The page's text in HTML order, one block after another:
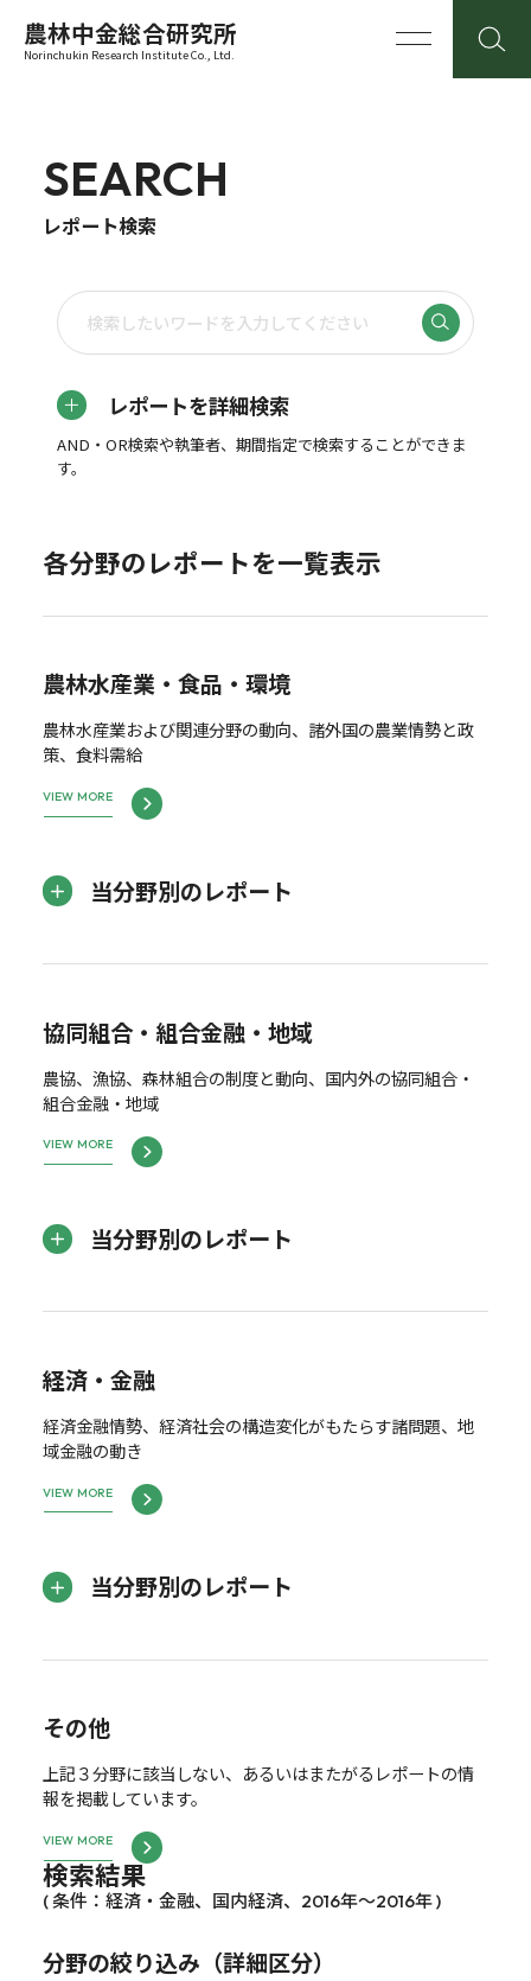
農林中金総合研究所
Norinchukin Research Institute Co., Ltd.
SEARCH
レポート検索
レポートを詳細検索
AND・OR検索や執筆者、期間指定で検索することができま
す。
各分野のレポートを一覧表示
農林水産業・食品・環境
農林水産業および関連分野の動向、諸外国の農業情勢と政
策、食料需給
VIEW MORE
当分野別のレポート
協同組合・組合金融・地域
農協、漁協、森林組合の制度と動向、国内外の協同組合・
組合金融・地域
VIEW MORE
当分野別のレポート
経済・金融
経済金融情勢、経済社会の構造変化がもたらす諸問題、地
域金融の動き
VIEW MORE
当分野別のレポート
その他
上記３分野に該当しない、あるいはまたがるレポートの情
報を掲載しています。
VIEW MORE
検索結果
( 条件：経済・金融、国内経済、2016年～2016年 )
分野の絞り込み（詳細区分）